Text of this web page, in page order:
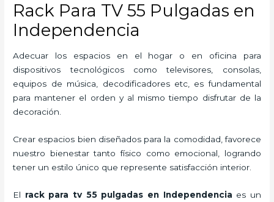
Rack Para TV 55 Pulgadas en
Independencia
Adecuar los espacios en el hogar o en oficina para
dispositivos tecnológicos como televisores, consolas,
equipos de música, decodificadores etc, es fundamental
para mantener el orden y al mismo tiempo disfrutar de la
decoración.
Crear espacios bien diseñados para la comodidad, favorece
nuestro bienestar tanto físico como emocional, logrando
tener un estilo único que represente satisfacción interior.
El rack para tv 55 pulgadas en Independencia es un